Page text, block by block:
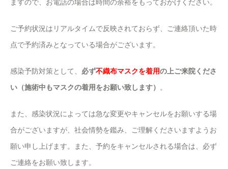
ますので、お電話の場合は時間の余裕をもっておかけください。
ご予約状況はリアルタイムで反映されておらず、ご連絡頂いた時
点で予約済みとなっている場合がございます。
感染予防対策として、 必ず不織布マスクを着用の上ご来院くださ
い（施術中もマスクの着用をお願い致します）
。
また、感染状況によっては急な変更やキャンセルをお願いする場
合がございますが、社会情勢を鑑み、ご理解くださいますようお
願い申し上げます。また、予約をキャンセルされる場合は、必ず
ご連絡をお願い致します。